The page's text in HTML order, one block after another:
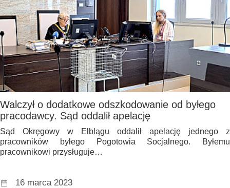
Walczył o dodatkowe odszkodowanie od byłego
pracodawcy. Sąd oddalił apelację
Sąd Okręgowy w Elblągu oddalił apelację jednego z
pracowników byłego Pogotowia Socjalnego. Byłemu
pracownikowi przysługuje…
16 marca 2023